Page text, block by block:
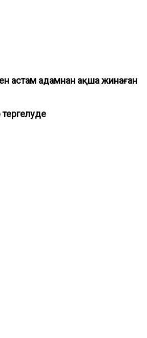
астам адамнан ақша жинаған